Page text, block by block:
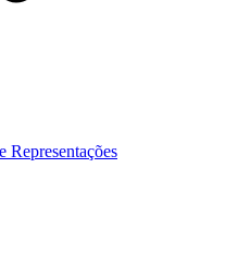
Representações